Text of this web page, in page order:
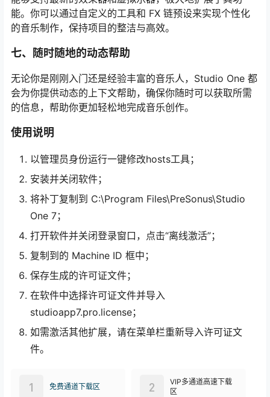
能。你可以通过自定义的工具和 FX 链预设来实现个性化
的音乐制作，保持项目的整洁与高效。
七、随时随地的动态帮助
无论你是刚刚入门还是经验丰富的音乐人，Studio One 都
会为你提供动态的上下文帮助，确保你随时可以获取所需
的信息，帮助你更加轻松地完成音乐创作。
使用说明
以管理员身份运行一键修改hosts工具；
安装并关闭软件；
将补丁复制到 C:\Program Files\PreSonus\Studio
One 7；
打开软件并关闭登录窗口，点击“离线激活”；
复制到的 Machine ID 框中；
保存生成的许可证文件；
在软件中选择许可证文件并导入
studioapp7.pro.license；
如需激活其他扩展，请在菜单栏重新导入许可证文
件。
免费通道下载区
1
VIP多通道高速下载
区
2